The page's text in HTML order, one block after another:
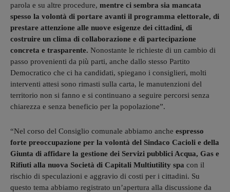
parola e su altre procedure, mentre ci sembra sia mancata
spesso la volontà di portare avanti il programma elettorale, di
prestare attenzione alle nuove esigenze dei cittadini, di
costruire un clima di collaborazione e di partecipazione
concreta e trasparente. Nonostante le richieste di un cambio di
passo provenienti da più parti, anche dallo stesso Partito
Democratico che ci ha candidati, spiegano i consiglieri, molti
interventi attesi sono rimasti sulla carta, le manutenzioni del
territorio non si fanno e si continuano a seguire percorsi senza
chiarezza e senza beneficio per la popolazione”.
“Nel corso del Consiglio comunale abbiamo anche espresso
forte preoccupazione per la volontà del Sindaco Cacioli e della
Giunta di affidare la gestione dei Servizi pubblici Acqua, Gas e
Rifiuti alla nuova Società di Capitali Multiutility spa con il
rischio di speculazioni e aggravio di costi per i cittadini. Su
questo tema abbiamo registrato un’apertura alla discussione da